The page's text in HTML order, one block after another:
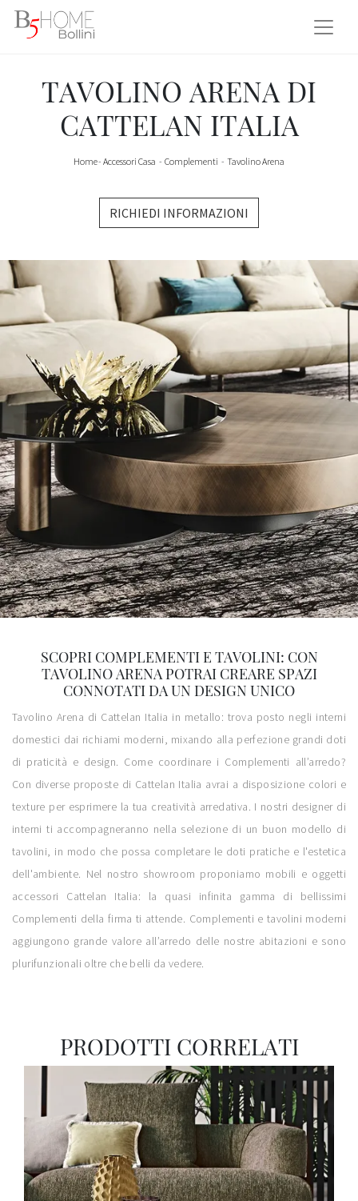
TAVOLINO ARENA DI
CATTELAN ITALIA
Home- Accessori Casa - Complementi - Tavolino Arena
RICHIEDI INFORMAZIONI
SCOPRI COMPLEMENTI E TAVOLINI: CON
TAVOLINO ARENA POTRAI CREARE SPAZI
CONNOTATI DA UN DESIGN UNICO
Tavolino Arena di Cattelan Italia in metallo: trova posto negli interni
domestici dai richiami moderni, mixando alla perfezione grandi doti
di praticità e design. Come coordinare i Complementi all’arredo?
Con diverse proposte di Cattelan Italia avrai a disposizione colori e
texture per esprimere la tua creatività arredativa. I nostri designer di
interni ti accompagneranno nella selezione di un buon modello di
tavolini, in modo che possa completare le doti pratiche e l'estetica
dell'ambiente. Nel nostro showroom proponiamo mobili e oggetti
accessori Cattelan Italia: la quasi infinita gamma di bellissimi
Complementi della firma ti attende. Complementi e tavolini moderni
aggiungono grande valore all’arredo delle nostre abitazioni e sono
plurifunzionali oltre che belli da vedere.
PRODOTTI CORRELATI